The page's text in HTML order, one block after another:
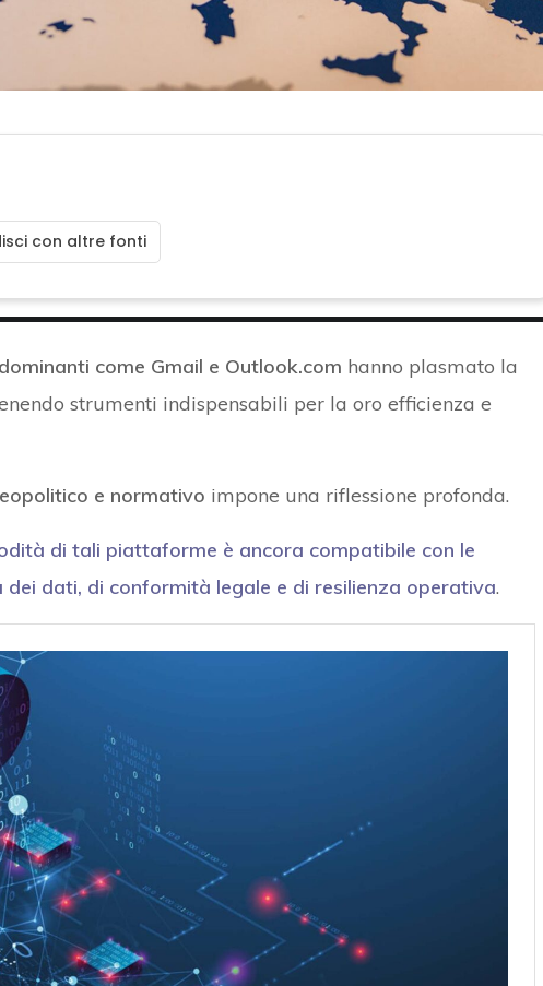
con altre fonti
come Gmail e Outlook.com hanno plasmato la
strumenti indispensabili per la oro efficienza e
e normativo impone una riflessione profonda.
di tali piattaforme è ancora compatibile con le
dei dati, di conformità legale e di resilienza operativa.